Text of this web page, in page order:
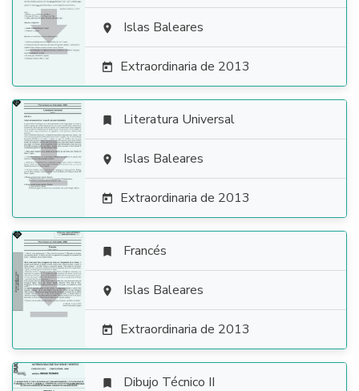
  Islas Baleares
 Extraordinaria de 2013

 Literatura Universal
 Islas Baleares
 Extraordinaria de 2013

 Francés
 Islas Baleares
 Extraordinaria de 2013
 Dibujo Técnico II